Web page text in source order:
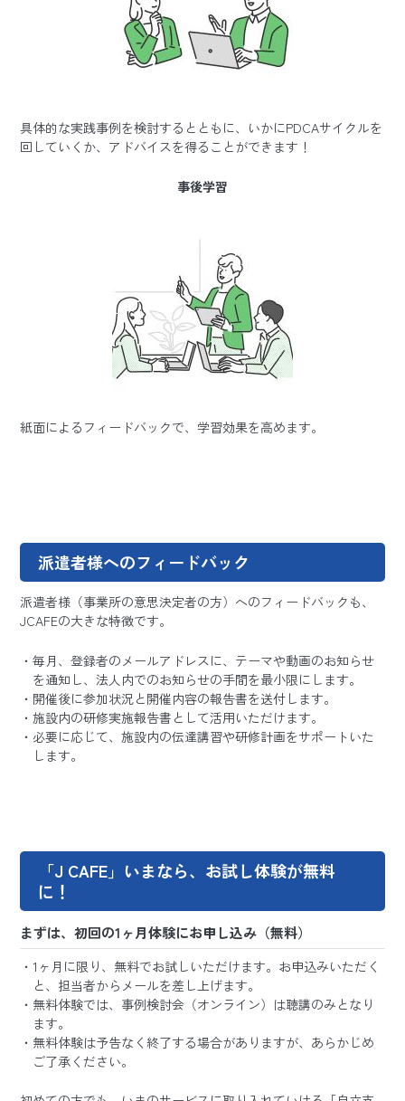
具体的な実践事例を検討するとともに、いかにPDCAサイクルを
回していくか、アドバイスを得ることができます！
事後学習
紙面によるフィードバックで、学習効果を高めます。
派遣者様へのフィードバック
派遣者様（事業所の意思決定者の方）へのフィードバックも、
JCAFEの大きな特徴です。
毎月、登録者のメールアドレスに、テーマや動画のお知らせ
を通知し、法人内でのお知らせの手間を最小限にします。
開催後に参加状況と開催内容の報告書を送付します。
施設内の研修実施報告書として活用いただけます。
必要に応じて、施設内の伝達講習や研修計画をサポートいた
します。
「J CAFE」いまなら、お試し体験が無料
に！
まずは、初回の1ヶ月体験にお申し込み（無料）
1ヶ月に限り、無料でお試しいただけます。お申込みいただく
と、担当者からメールを差し上げます。
無料体験では、事例検討会（オンライン）は聴講のみとなり
ます。
無料体験は予告なく終了する場合がありますが、あらかじめ
ご了承ください。